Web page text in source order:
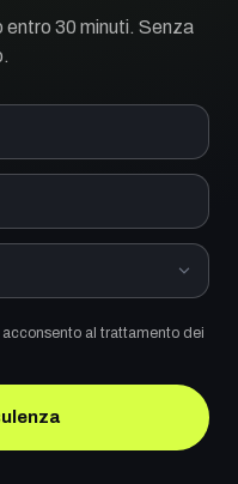
entro 30 minuti. Senza
acconsento al trattamento dei